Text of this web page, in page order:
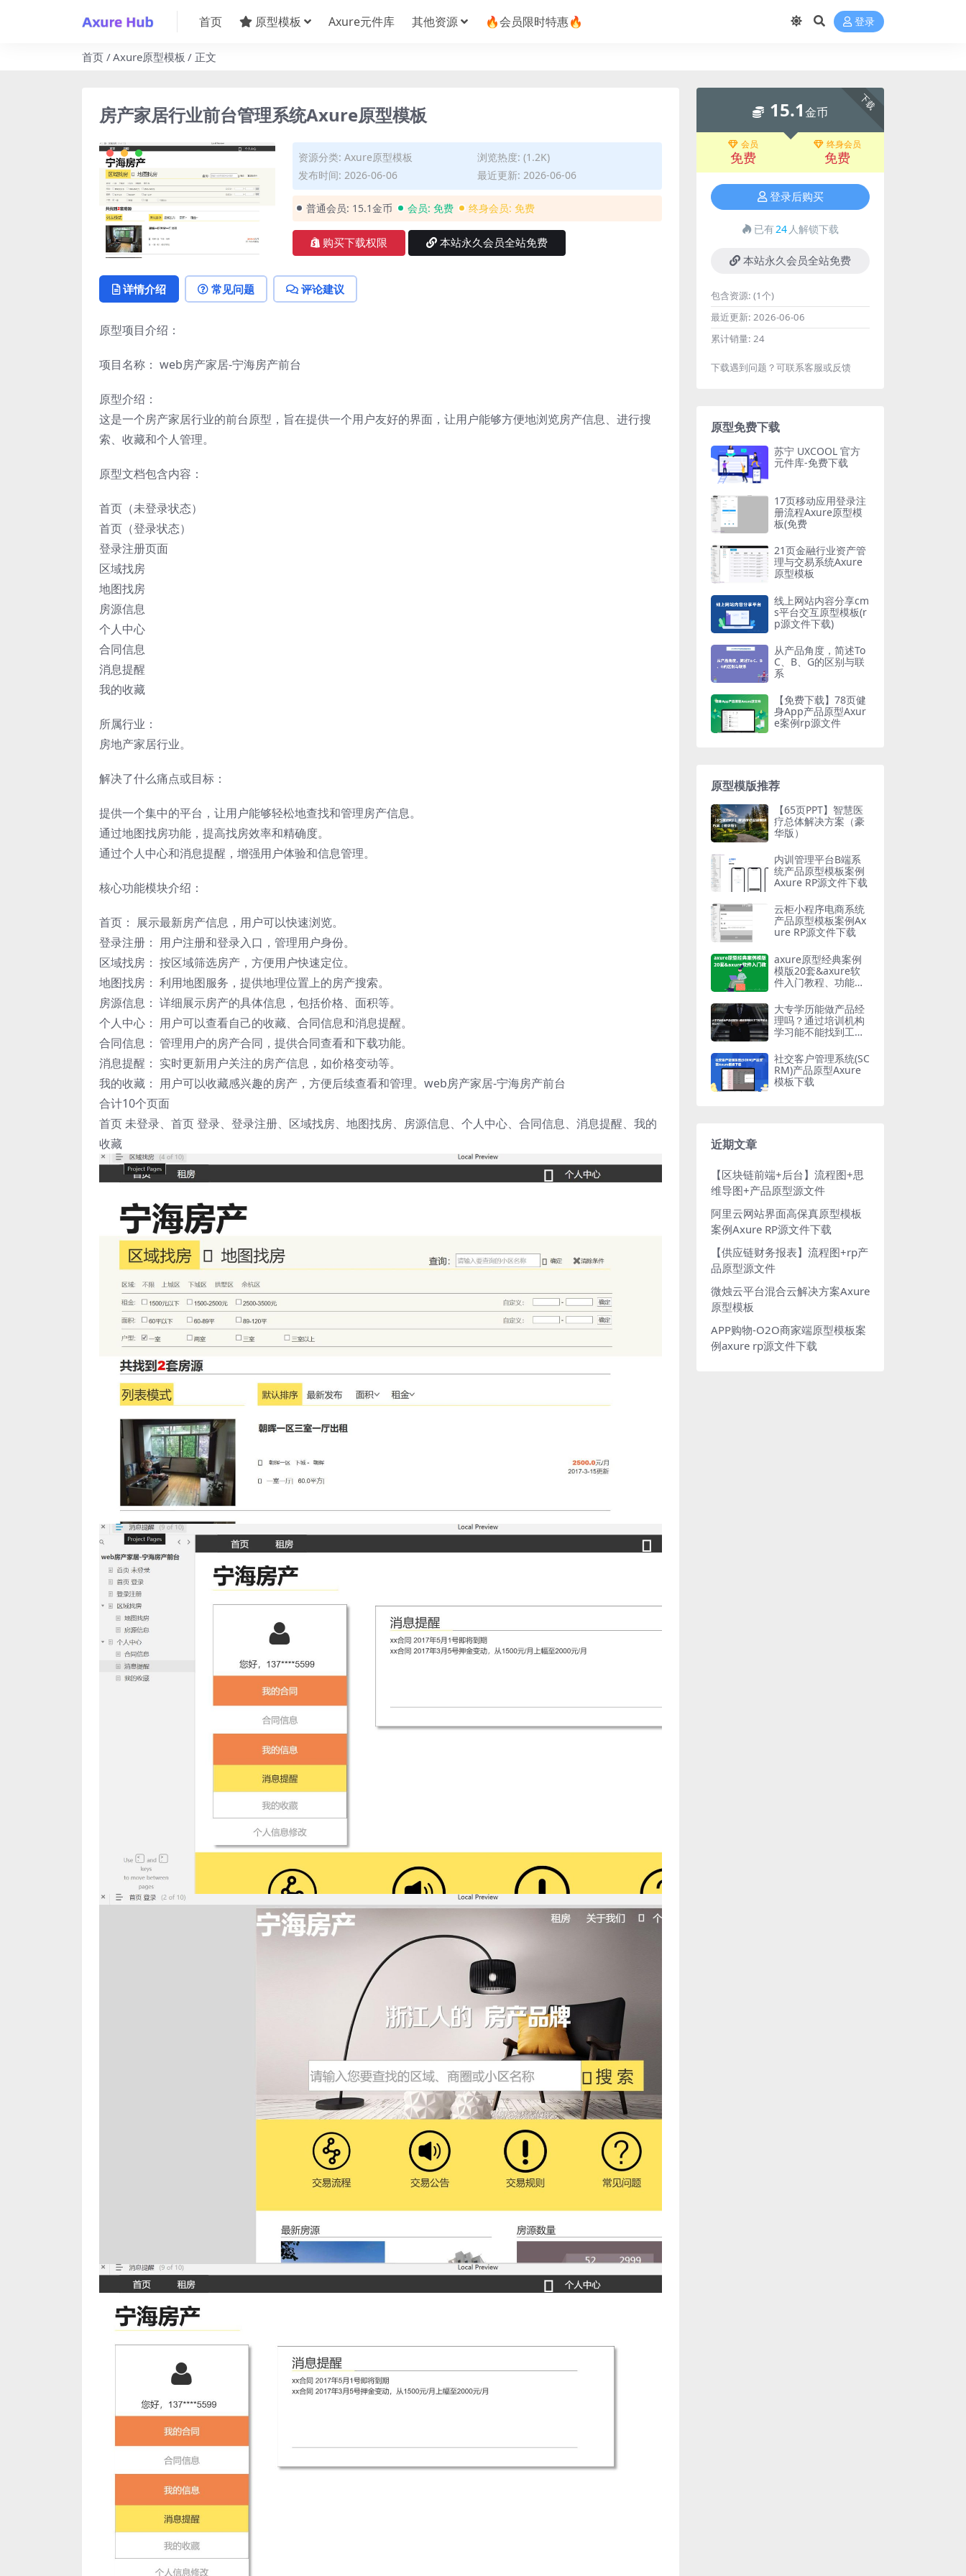
首页 原型模板 Axure元件库 其他资源 🔥会员限时特惠🔥 登录
首页 Axure原型模板 正文
房产家居行业前台管理系统Axure原型模板
资源分类: Axure原型模板
浏览热度: (1.2K)
发布时间: 2026-06-06
最近更新: 2026-06-06
普通会员: 15.1金币 会员: 免费 终身会员: 免费
购买下载权限 本站永久会员全站免费
详情介绍 常见问题 评论建议
原型项目介绍：
项目名称： web房产家居-宁海房产前台
原型介绍：
这是一个房产家居行业的前台原型，旨在提供一个用户友好的界面，让用户能够方便地浏览房产信息、进行搜
索、收藏和个人管理。
原型文档包含内容：
首页（未登录状态）
首页（登录状态）
登录注册页面
区域找房
地图找房
房源信息
个人中心
合同信息
消息提醒
我的收藏
所属行业：
房地产家居行业。
解决了什么痛点或目标：
提供一个集中的平台，让用户能够轻松地查找和管理房产信息。
通过地图找房功能，提高找房效率和精确度。
通过个人中心和消息提醒，增强用户体验和信息管理。
核心功能模块介绍：
首页： 展示最新房产信息，用户可以快速浏览。
登录注册： 用户注册和登录入口，管理用户身份。
区域找房： 按区域筛选房产，方便用户快速定位。
地图找房： 利用地图服务，提供地理位置上的房产搜索。
房源信息： 详细展示房产的具体信息，包括价格、面积等。
个人中心： 用户可以查看自己的收藏、合同信息和消息提醒。
合同信息： 管理用户的房产合同，提供合同查看和下载功能。
消息提醒： 实时更新用户关注的房产信息，如价格变动等。
我的收藏： 用户可以收藏感兴趣的房产，方便后续查看和管理。web房产家居-宁海房产前台
合计10个页面
首页 未登录、首页 登录、登录注册、区域找房、地图找房、房源信息、个人中心、合同信息、消息提醒、我的
收藏
下载
15.1金币
会员
免费
终身会员
免费
登录后购买
已有24 人解锁下载
本站永久会员全站免费
包含资源: (1个)
最近更新: 2026-06-06
累计销量: 24
下载遇到问题？可联系客服或反馈
原型免费下载
苏宁 UXCOOL 官方
元件库-免费下载
17页移动应用登录注
册流程Axure原型模
板(免费
21页金融行业资产管
理与交易系统Axure
原型模板
线上网站内容分享cm
s平台交互原型模板(r
p源文件下载)
从产品角度，简述To
C、B、G的区别与联
系
【免费下载】78页健
身App产品原型Axur
e案例rp源文件
原型模版推荐
【65页PPT】智慧医
疗总体解决方案（豪
华版）
内训管理平台B端系
统产品原型模板案例
Axure RP源文件下载
云柜小程序电商系统
产品原型模板案例Ax
ure RP源文件下载
axure原型经典案例
模版20套&axure软
件入门教程、功能制
程视频
大专学历能做产品经
理吗？通过培训机构
学习能不能找到工
社交客户管理系统(SC
RM)产品原型Axure
模板下载
近期文章
【区块链前端+后台】流程图+思
维导图+产品原型源文件
阿里云网站界面高保真原型模板
案例Axure RP源文件下载
【供应链财务报表】流程图+rp产
品原型源文件
微烛云平台混合云解决方案Axure
原型模板
APP购物-O2O商家端原型模板案
例axure rp源文件下载